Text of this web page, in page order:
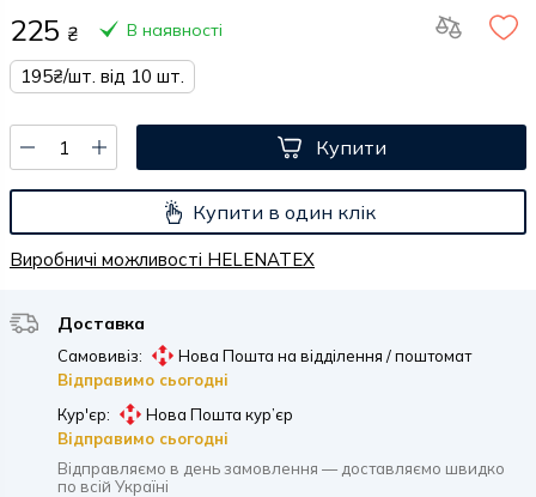
225 ₴ В наявності
195₴/шт. від 10 шт.
Купити
Купити в один клік
Виробничі можливості HELENATEX
Доставка
Самовивіз:
Нова Пошта на відділення / поштомат
Відправимо сьогодні
Кур'єр:
Нова Пошта кур’єр
Відправимо сьогодні
Відправляємо в день замовлення — доставляємо швидко
по всій Україні